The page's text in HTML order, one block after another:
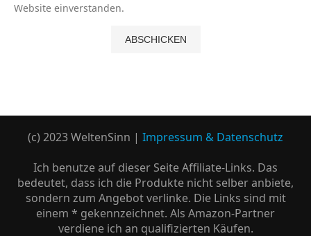
Website einverstanden.
(c) 2023 WeltenSinn | Impressum & Datenschutz
Ich benutze auf dieser Seite Affiliate-Links. Das
bedeutet, dass ich die Produkte nicht selber anbiete,
sondern zum Angebot verlinke. Die Links sind mit
einem * gekennzeichnet. Als Amazon-Partner
verdiene ich an qualifizierten Käufen.